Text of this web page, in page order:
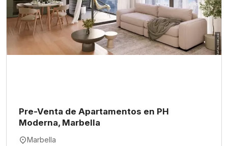
Pre-Venta de Apartamentos en PH
Moderna, Marbella
Marbella